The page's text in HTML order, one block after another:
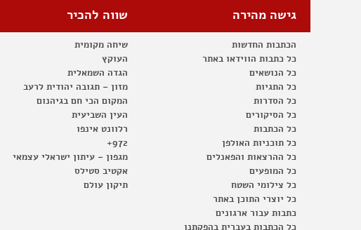
גישה מהירה
הכתבות החדשות
כל כתבות הווידאו באתר
כל הנושאים
כל התגיות
כל הסדרות
כל הסיקורים
כל הכתבות
כל תוכניות האולפן
כל ההרצאות והפאנלים
כל המופעים
כל צילומי השטח
כל יוצרי התוכן באתר
כתבות עבור ארגונים
כל הכתבות בעברית בהפקתנו
שווה להכיר
שיחה מקומית
העוקץ
הגדה השמאלית
מזון – תגובה יהודית לרעב
המקום הכי חם בגיהנום
העין השביעית
רלוונט אינפו
972+
מגפון – עיתון ישראלי עצמאי
אקטיב סטילס
תיקון עולם